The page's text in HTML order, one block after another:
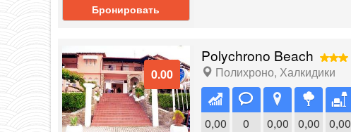
Бронировать
0.00
Polychrono Beach
Полихроно, Халкидики
0,00 0 0,00 0,00 0,00